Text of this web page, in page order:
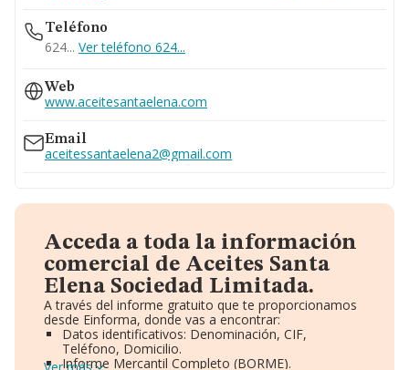
Teléfono
624... Ver teléfono 624...
Web
www.aceitesantaelena.com
Email
aceitessantaelena2@gmail.com
Acceda a toda la información
comercial de Aceites Santa
Elena Sociedad Limitada.
A través del informe gratuito que te proporcionamos
desde Einforma, donde vas a encontrar:
Datos identificativos: Denominación, CIF,
Teléfono, Domicilio.
Informe Mercantil Completo (BORME).